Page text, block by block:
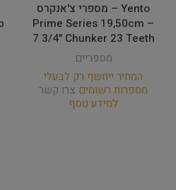
Yento – מספרי צ'אנקרס
Prime Series 19,50cm –
7 3/4" Chunker 23 Teeth
מספריים
המחיר ייחשף רק לבעלי
מספרות רשומים צרו קשר
למידע נוסף